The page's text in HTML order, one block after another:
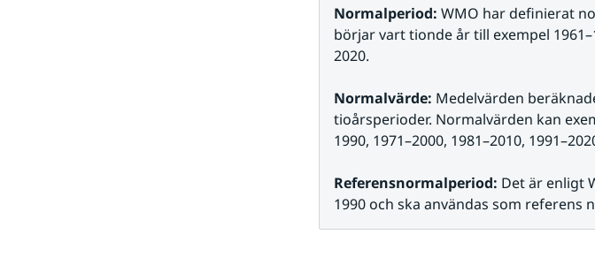
Normalperiod: WMO har definierat
börjar vart tionde år till exempel
2020.
Normalvärde: Medelvärden
tioårsperioder. Normalvärden kan
1990, 1971–2000, 1981–2010,
Referensnormalperiod: Det är enligt
1990 och ska användas som